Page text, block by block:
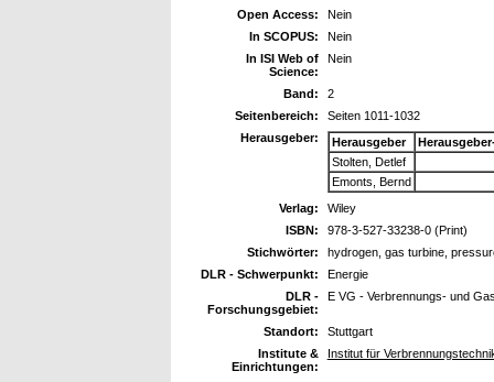
Open Access:
Nein
In SCOPUS:
Nein
In ISI Web of
Science:
Nein
Band:
2
Seitenbereich:
Seiten 1011-1032
Herausgeber:
Herausgeber
Stolten, Detlef
Emonts, Bernd
Verlag:
Wiley
ISBN:
978-3-527-33238-0 (Print)
Stichwörter:
hydrogen, gas turbine,
DLR - Schwerpunkt:
Energie
DLR -
Forschungsgebiet:
E VG - Verbrennungs- und
Standort:
Stuttgart
Institute &
Einrichtungen:
Institut für